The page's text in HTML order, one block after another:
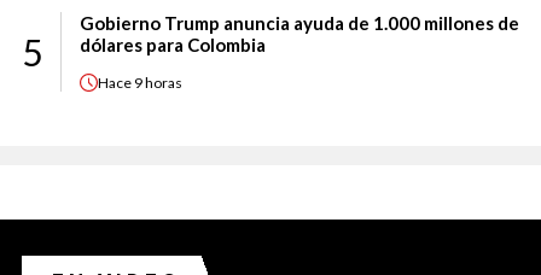
5
Gobierno Trump anuncia ayuda de 1.000 millones de
dólares para Colombia
Hace 9 horas